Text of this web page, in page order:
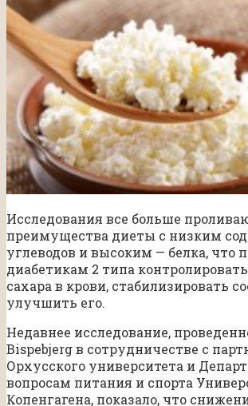
Исследования все больше
преимущества диеты с низким
углеводов и высоким — белка, что
диабетикам 2 типа
сахара в крови, стабилизировать
улучшить его.
Недавнее исследование,
Bispebjerg в сотрудничестве с
Орхусского университета и
вопросам питания и спорта
Копенгагена, показало, что